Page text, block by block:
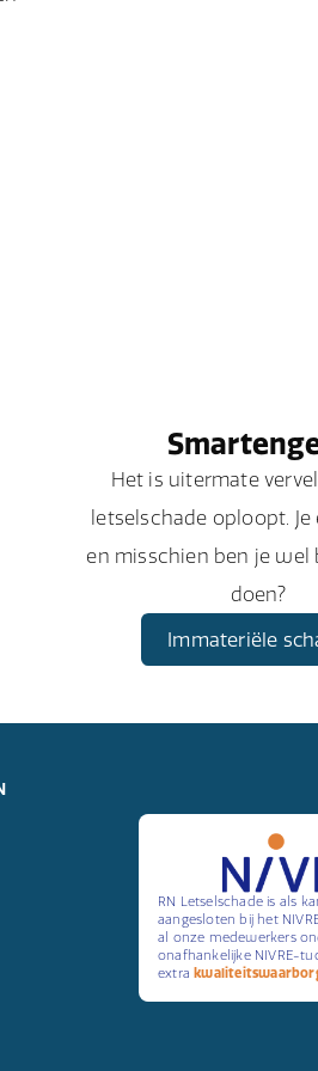
Het is uitermate
letselschade oploopt. Je
en misschien ben je wel
doen?
Immateriële
RN Letselschade is als
aangesloten bij het
al onze medewerkers
onafhankelijke NIVRE-
extra